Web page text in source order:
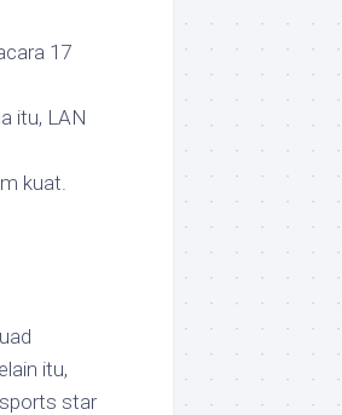
17
itu, LAN
kuat.
itu,
star